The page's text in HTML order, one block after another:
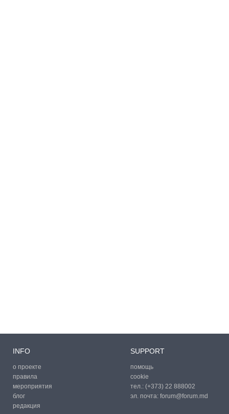
INFO
о проекте
правила
мероприятия
блог
редакция
SUPPORT
помощь
cookie
тел.: (+373) 22 888002
эл. почта: forum@forum.md